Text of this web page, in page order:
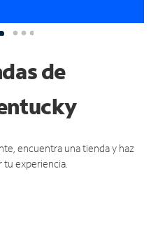
de
encuentra una tienda y haz
tu experiencia.